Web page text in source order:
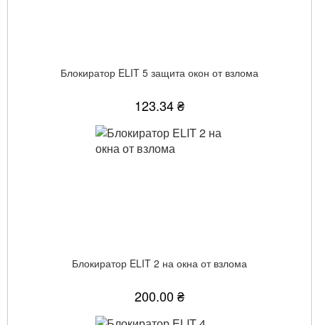
Блокиратор ELIT 5 защита окон от взлома
123.34 ₴
Блокиратор ELIT 2 на окна от взлома
200.00 ₴